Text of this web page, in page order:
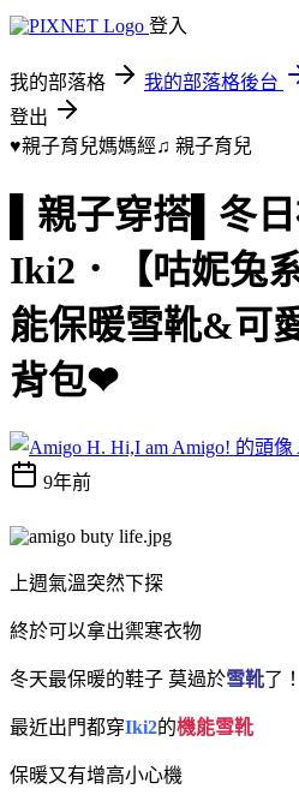
登入
我的部落格 我的部落格後台
登出
♥親子育兒媽媽經♫ 親子育兒
▌親子穿搭▌冬
Iki2．【咕妮兔
能保暖雪靴&可
背包❤
9年前
上週氣溫突然下探
終於可以拿出禦寒衣物
冬天最保暖的鞋子 莫過於雪靴了！
最近出門都穿Iki2的機能雪靴
保暖又有增高小心機